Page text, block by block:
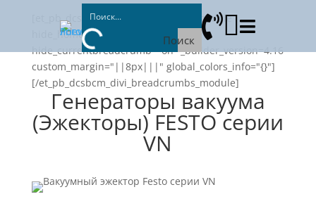
Поиск 
[et_pb_dcsbcm_divi_breadcrumbs_module
hide_homebreadcrumb="on"
hide_currentbreadcrumb="on" _builder_version=4.16
custom_margin="||8px|||" global_colors_info="{}"]
[/et_pb_dcsbcm_divi_breadcrumbs_module]
Генераторы вакуума
(Эжекторы) FESTO серии
VN